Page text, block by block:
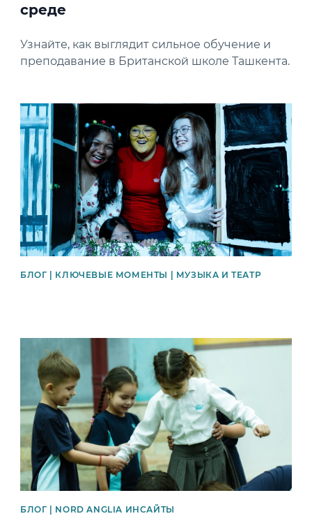
среде
Узнайте, как выглядит сильное обучение и
преподавание в Британской школе Ташкента.
News image
БЛОГ | КЛЮЧЕВЫЕ МОМЕНТЫ | МУЗЫКА И ТЕАТР
БЛОГ | NORD ANGLIA ИНСАЙТЫ